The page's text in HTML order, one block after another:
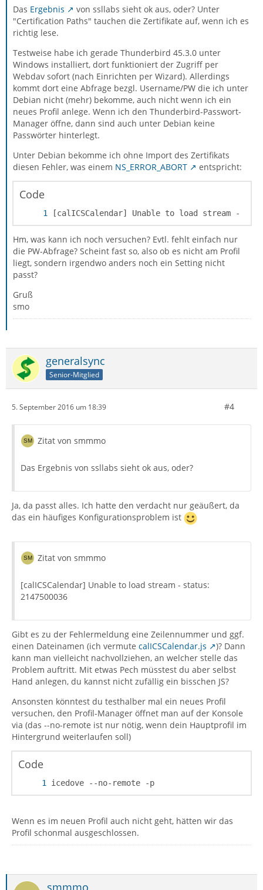
Das Ergebnis
von ssllabs sieht ok aus, oder? Unter
"Certification Paths" tauchen die Zertifikate auf, wenn ich es
richtig lese.
Testweise habe ich gerade Thunderbird 45.3.0 unter
Windows installiert, dort funktioniert der Zugriff per
Webdav sofort (nach Einrichten per Wizard). Allerdings
kommt dort eine Abfrage bezgl. Username/PW die ich unter
Debian nicht (mehr) bekomme, auch nicht wenn ich ein
neues Profil anlege. Wenn ich den Thunderbird-Passwort-
Manager öffne, dann sind auch unter Debian keine
Passwörter hinterlegt.
Unter Debian bekomme ich ohne Import des Zertifikats
diesen Fehler, was einem NS_ERROR_ABORT entspricht:
Code
[calICSCalendar] Unable to load stream -
Hm, was kann ich noch versuchen? Evtl. fehlt einfach nur
die PW-Abfrage? Scheint fast so, also ob es nicht am Profil
liegt, sondern irgendwo anders noch ein Setting nicht
passt?
Gruß
smo
generalsync
Senior-Mitglied
5. September 2016 um 18:39 #4
Zitat von smmmo
Das Ergebnis von ssllabs sieht ok aus, oder?
Ja, da passt alles. Ich hatte den verdacht nur geäußert, da
das ein häufiges Konfigurationsproblem ist
Zitat von smmmo
[calICSCalendar] Unable to load stream - status:
2147500036
Gibt es zu der Fehlermeldung eine Zeilennummer und ggf.
einen Dateinamen (ich vermute calICSCalendar.js
)? Dann
kann man vielleicht nachvollziehen, an welcher stelle das
Problem auftritt. Mit etwas Pech müsstest du aber selbst
Hand anlegen, du kannst nicht zufällig ein bisschen JS?
Ansonsten könntest du testhalber mal ein neues Profil
versuchen, den Profil-Manager öffnet man auf der Konsole
via (das --no-remote ist nur nötig, wenn dein Hauptprofil im
Hintergrund weiterlaufen soll)
Code
icedove --no-remote -p
Wenn es im neuen Profil auch nicht geht, hätten wir das
Profil schonmal ausgeschlossen.
smmmo